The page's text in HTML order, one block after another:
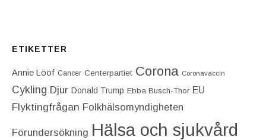
ETIKETTER
Annie Lööf Cancer Centerpartiet‎ Corona Coronavaccin
Cykling Djur Donald Trump Ebba Busch-Thor EU
Flyktingfrågan Folkhälsomyndigheten
Förundersökning Hälsa och sjukvård